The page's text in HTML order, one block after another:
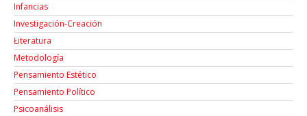
Infancias
Investigación-Creación
Łiteratura
Metodología
Pensamiento Estético
Pensamiento Político
Psicoanálisis